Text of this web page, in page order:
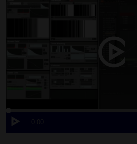
Reproducció
00:00